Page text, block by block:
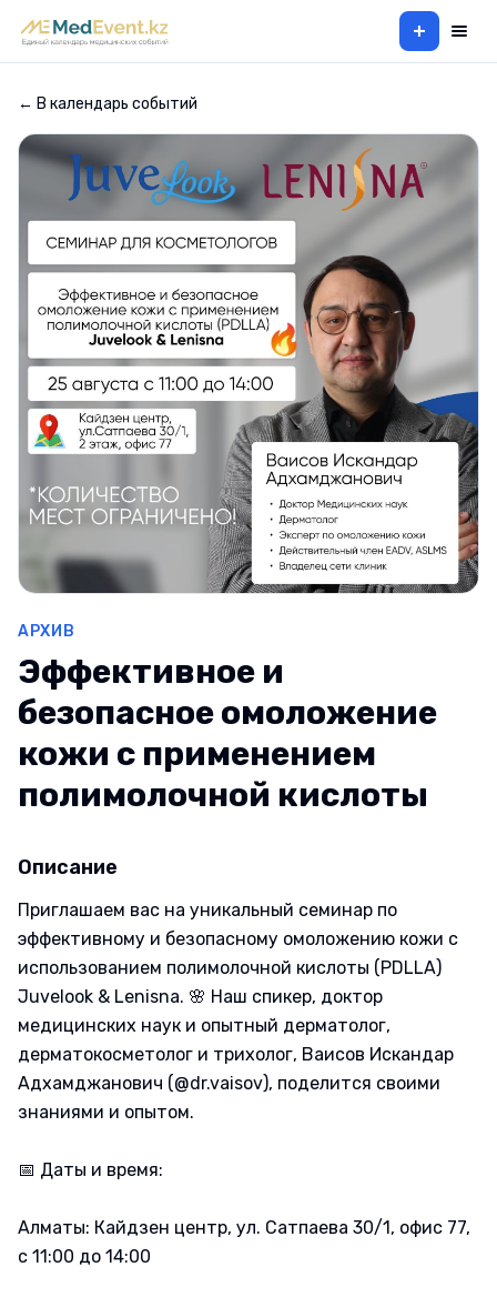
+
← В календарь событий
АРХИВ
Эффективное и
безопасное омоложение
кожи с применением
полимолочной кислоты
Описание
Приглашаем вас на уникальный семинар по
эффективному и безопасному омоложению кожи с
использованием полимолочной кислоты (PDLLA)
Juvelook & Lenisna. 🌸 Наш спикер, доктор
медицинских наук и опытный дерматолог,
дерматокосметолог и трихолог, Ваисов Искандар
Адхамджанович (@dr.vaisov), поделится своими
знаниями и опытом.
📅 Даты и время:
Алматы: Кайдзен центр, ул. Сатпаева 30/1, офис 77,
с 11:00 до 14:00